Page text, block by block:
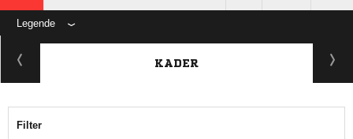
Legende
KADER
Filter